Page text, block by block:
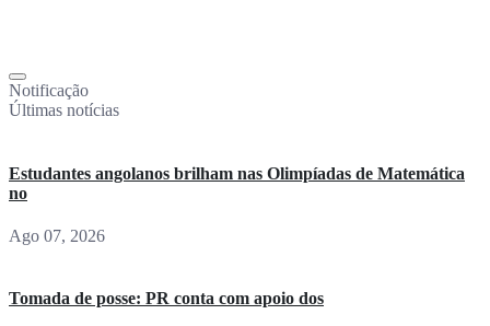
Notificação
Últimas notícias
Estudantes angolanos brilham nas Olimpíadas de Matemática
no
Ago 07, 2026
Tomada de posse: PR conta com apoio dos